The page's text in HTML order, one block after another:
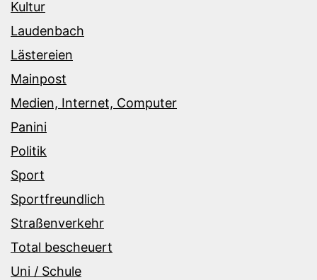
Kultur
Laudenbach
Lästereien
Mainpost
Medien, Internet, Computer
Panini
Politik
Sport
Sportfreundlich
Straßenverkehr
Total bescheuert
Uni / Schule